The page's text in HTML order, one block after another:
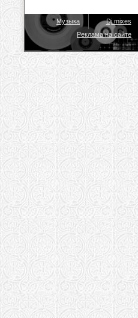
Музыка Dj mixes
Реклама на сайте